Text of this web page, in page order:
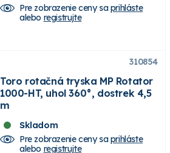
Pre zobrazenie ceny saprihláste
alebo registrujte
310854
Toro rotačná tryska MP Rotator
1000-HT, uhol 360°, dostrek 4,5
m
Skladom
Pre zobrazenie ceny saprihláste
alebo registrujte